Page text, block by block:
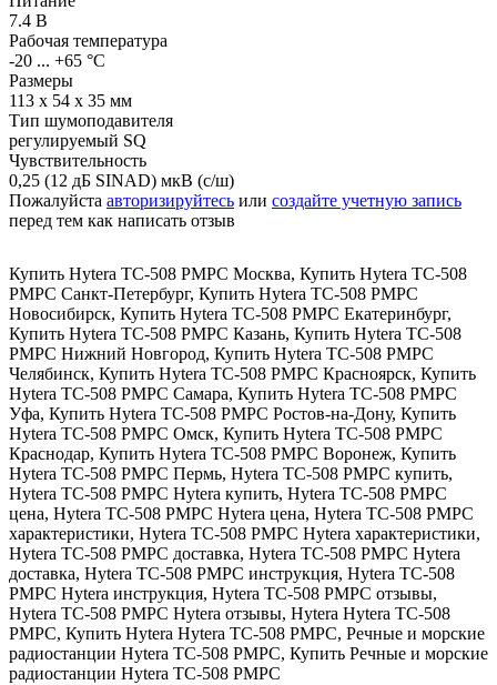
7.4 В
Рабочая температура
-20 ... +65 °С
Размеры
113 х 54 х 35 мм
Тип шумоподавителя
регулируемый SQ
Чувствительность
0,25 (12 дБ SINAD) мкВ (с/ш)
Пожалуйста авторизируйтесь или создайте учетную запись
перед тем как написать отзыв
Купить Hytera TC-508 РМРС Москва, Купить Hytera TC-508
РМРС Санкт-Петербург, Купить Hytera TC-508 РМРС
Новосибирск, Купить Hytera TC-508 РМРС Екатеринбург,
Купить Hytera TC-508 РМРС Казань, Купить Hytera TC-508
РМРС Нижний Новгород, Купить Hytera TC-508 РМРС
Челябинск, Купить Hytera TC-508 РМРС Красноярск, Купить
Hytera TC-508 РМРС Самара, Купить Hytera TC-508 РМРС
Уфа, Купить Hytera TC-508 РМРС Ростов-на-Дону, Купить
Hytera TC-508 РМРС Омск, Купить Hytera TC-508 РМРС
Краснодар, Купить Hytera TC-508 РМРС Воронеж, Купить
Hytera TC-508 РМРС Пермь, Hytera TC-508 РМРС купить,
Hytera TC-508 РМРС Hytera купить, Hytera TC-508 РМРС
цена, Hytera TC-508 РМРС Hytera цена, Hytera TC-508 РМРС
характеристики, Hytera TC-508 РМРС Hytera характеристики,
Hytera TC-508 РМРС доставка, Hytera TC-508 РМРС Hytera
доставка, Hytera TC-508 РМРС инструкция, Hytera TC-508
РМРС Hytera инструкция, Hytera TC-508 РМРС отзывы,
Hytera TC-508 РМРС Hytera отзывы, Hytera Hytera TC-508
РМРС, Купить Hytera Hytera TC-508 РМРС, Речные и морские
радиостанции Hytera TC-508 РМРС, Купить Речные и морские
радиостанции Hytera TC-508 РМРС